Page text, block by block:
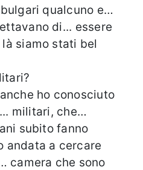
qualcuno e…
di... essere
siamo stati bel
ho conosciuto
militari, che…
subito fanno
andata a cercare
camera che sono